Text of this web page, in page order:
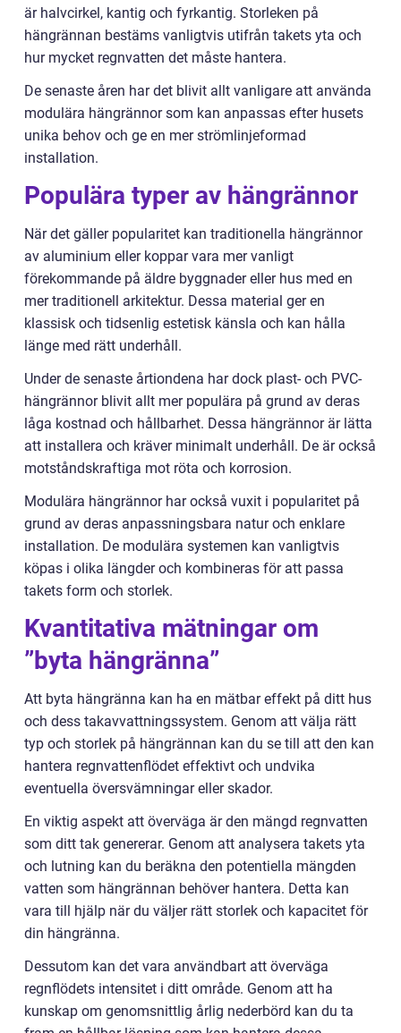
är halvcirkel, kantig och fyrkantig. Storleken på
hängrännan bestäms vanligtvis utifrån takets yta och
hur mycket regnvatten det måste hantera.
De senaste åren har det blivit allt vanligare att använda
modulära hängrännor som kan anpassas efter husets
unika behov och ge en mer strömlinjeformad
installation.
Populära typer av hängrännor
När det gäller popularitet kan traditionella hängrännor
av aluminium eller koppar vara mer vanligt
förekommande på äldre byggnader eller hus med en
mer traditionell arkitektur. Dessa material ger en
klassisk och tidsenlig estetisk känsla och kan hålla
länge med rätt underhåll.
Under de senaste årtiondena har dock plast- och PVC-
hängrännor blivit allt mer populära på grund av deras
låga kostnad och hållbarhet. Dessa hängrännor är lätta
att installera och kräver minimalt underhåll. De är också
motståndskraftiga mot röta och korrosion.
Modulära hängrännor har också vuxit i popularitet på
grund av deras anpassningsbara natur och enklare
installation. De modulära systemen kan vanligtvis
köpas i olika längder och kombineras för att passa
takets form och storlek.
Kvantitativa mätningar om
”byta hängränna”
Att byta hängränna kan ha en mätbar effekt på ditt hus
och dess takavvattningssystem. Genom att välja rätt
typ och storlek på hängrännan kan du se till att den kan
hantera regnvattenflödet effektivt och undvika
eventuella översvämningar eller skador.
En viktig aspekt att överväga är den mängd regnvatten
som ditt tak genererar. Genom att analysera takets yta
och lutning kan du beräkna den potentiella mängden
vatten som hängrännan behöver hantera. Detta kan
vara till hjälp när du väljer rätt storlek och kapacitet för
din hängränna.
Dessutom kan det vara användbart att överväga
regnflödets intensitet i ditt område. Genom att ha
kunskap om genomsnittlig årlig nederbörd kan du ta